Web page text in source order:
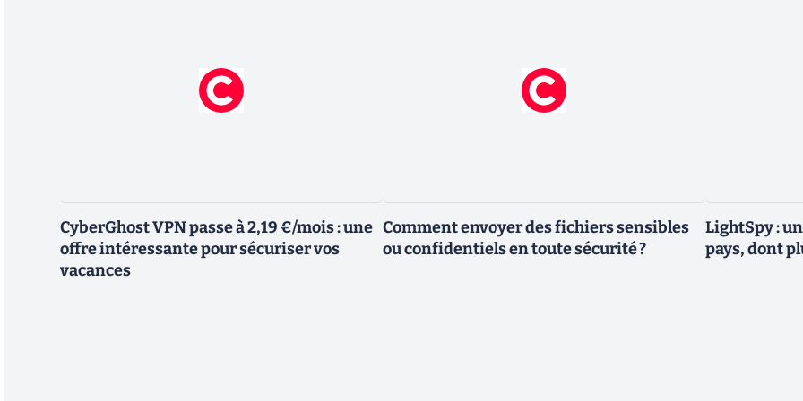
CyberGhost VPN passe à 2,19 €/mois : une
offre intéressante pour sécuriser vos
vacances
Comment envoyer des fichiers sensibles
ou confidentiels en toute sécurité ?
LightSpy :
pays, dont